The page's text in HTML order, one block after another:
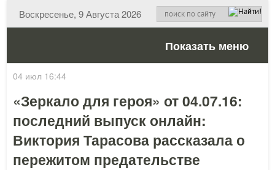
Воскресенье, 9 Августа 2026
Показать меню
04 июл 16:44
«Зеркало для героя» от 04.07.16:
последний выпуск онлайн:
Виктория Тарасова рассказала о
пережитом предательстве